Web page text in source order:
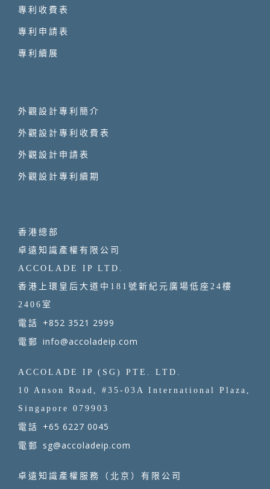
專利收費表
專利申請表
專利續展
外觀設計專利簡介
外觀設計專利收費表
外觀設計申請表
外觀設計專利續期
香港總部
卓遠知識產權有限公司
ACCOLADE IP LTD.
香港上環皇后大道中181號新紀元廣場低座24樓
2406室
電話 +852 3521 2999
電郵 info@accoladeip.com
ACCOLADE IP (SG) PTE. LTD.
10 Anson Road, #35-03A International Plaza,
Singapore 079903
電話 +65 6227 0045
電郵 sg@accoladeip.com
卓遠知識產權服務（北京）有限公司